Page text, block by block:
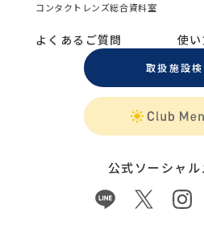
コンタクトレンズ総合資料室
よくあるご質問 使
取扱施設
公式ソーシャル